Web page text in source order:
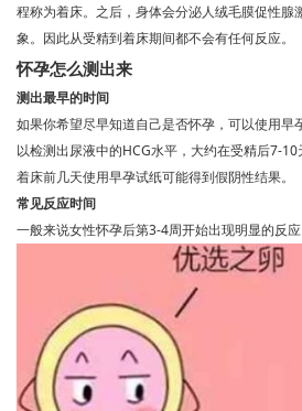
程称为着床。之后，身体会分泌人绒毛膜促性腺
象。因此从受精到着床期间都不会有任何反应。
怀孕怎么测出来
测出最早的时间
如果你希望尽早知道自己是否怀孕，可以使用早
以检测出尿液中的HCG水平，大约在受精后7-
着床前几天使用早孕试纸可能得到假阴性结果。
常见反应时间
一般来说女性怀孕后第3-4周开始出现明显的反